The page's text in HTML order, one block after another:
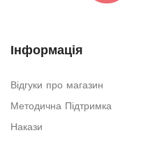
Інформація
Відгуки про магазин
Методична Підтримка
Накази